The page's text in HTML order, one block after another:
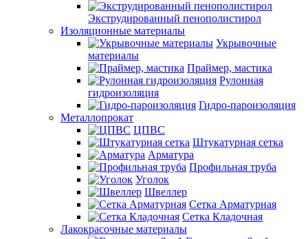
Экструдированный пенополистирол
Изоляционные материалы
Укрывочные
материалы
Праймер, мастика
Рулонная
гидроизоляция
Гидро-пароизоляция
Металлопрокат
ЦПВС
Штукатурная сетка
Арматура
Профильная труба
Уголок
Швеллер
Сетка Арматурная
Сетка Кладочная
Лакокрасочные материалы